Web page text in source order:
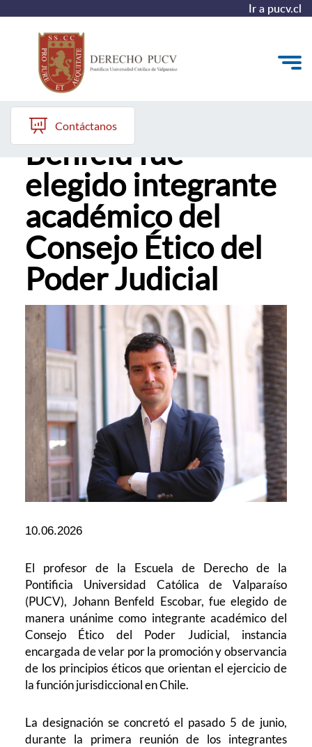
Ir a pucv.cl
Quiénes somos
Estudiantes y Admisión
Postgrados y Formación Continua
Investigación y Biblioteca
Vinculación con el Medio y Alumni
Contáctanos
Profesor Johann
Benfeld fue
elegido integrante
académico del
Consejo Ético del
Poder Judicial
10.06.2026
El profesor de la Escuela de Derecho de la
Pontificia Universidad Católica de Valparaíso
(PUCV), Johann Benfeld Escobar, fue elegido de
manera unánime como integrante académico del
Consejo Ético del Poder Judicial, instancia
encargada de velar por la promoción y observancia
de los principios éticos que orientan el ejercicio de
la función jurisdiccional en Chile.
La designación se concretó el pasado 5 de junio,
durante la primera reunión de los integrantes